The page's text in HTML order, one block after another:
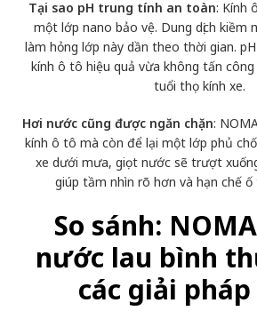
Tại sao pH trung tính an toàn: Kính
một lớp nano bảo vệ. Dung dịch kiềm
làm hỏng lớp này dần theo thời gian.
kính ô tô hiệu quả vừa không tấn
tuổi thọ kính xe.
Hơi nước cũng được ngăn chặn:
kính ô tô mà còn để lại một lớp phủ
xe dưới mưa, giọt nước sẽ trượt
giúp tầm nhìn rõ hơn và hạn chế
So sánh:
nước lau bình
các giải